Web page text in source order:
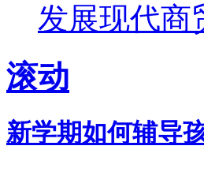
发展现代商
滚动
新学期如何辅导